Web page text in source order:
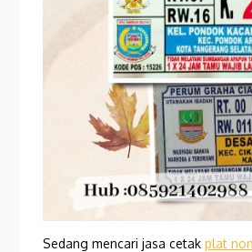
Sedang mencari jasa cetakplat